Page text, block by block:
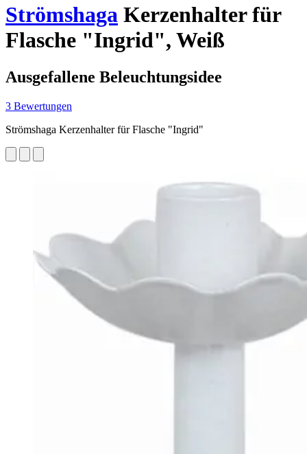
Strömshaga Kerzenhalter für
Flasche "Ingrid", Weiß
Ausgefallene Beleuchtungsidee
3 Bewertungen
Strömshaga Kerzenhalter für Flasche "Ingrid"